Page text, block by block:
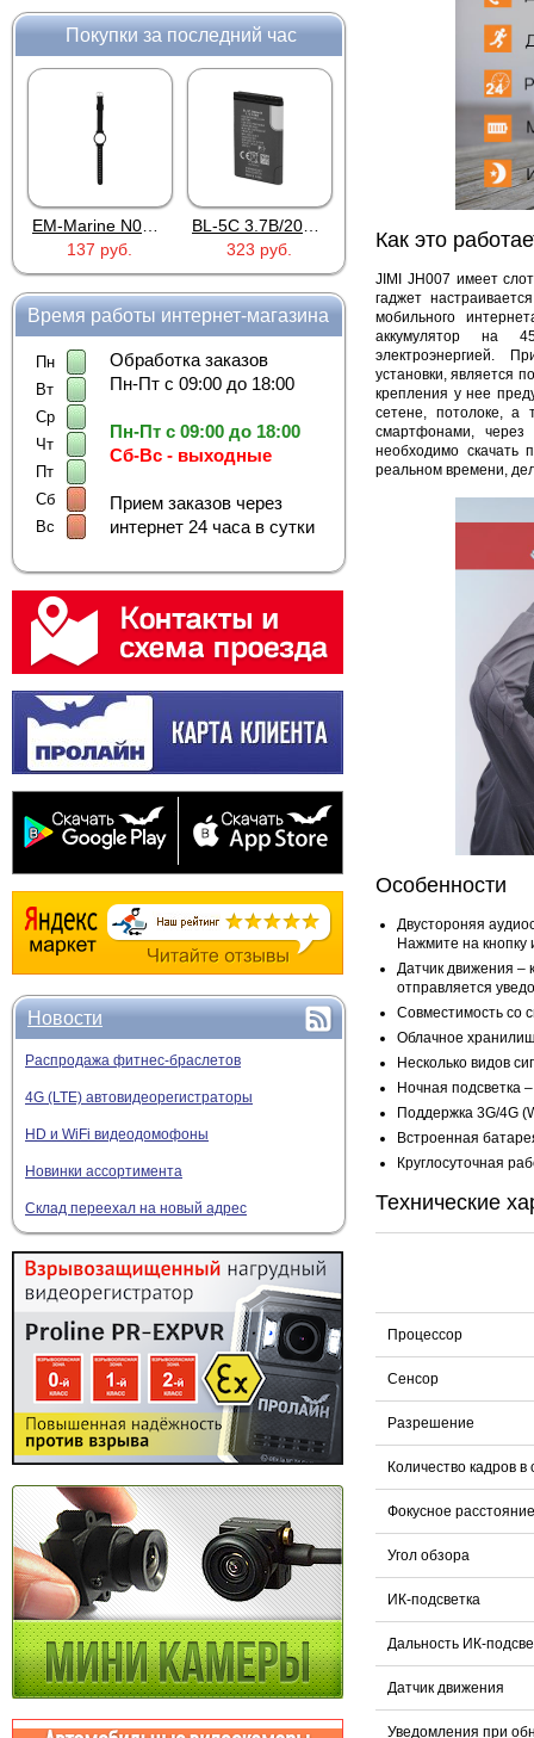
Покупки за последний час
137 руб.
323 руб.
6 137 руб.
Время работы интернет-магазина
Пн
Вт
Ср
Чт
Пт
Сб
Вс
Обработка заказов
Пн-Пт с 09:00 до 18:00
Пн-Пт с 09:00 до 18:00
Сб-Вс - выходные
Прием заказов через
интернет 24 часа в сутки
Новости
Распродажа фитнес-браслетов
4G (LTE) автовидеорегистраторы
HD и WiFi видеодомофоны
Новинки ассортимента
Склад переехал на новый адрес
Как это
JIMI JH007 имеет
гаджет
мобильного
аккумулятор на
электроэнергией.
установки, является
крепления у нее
сетене, потолоке, а
смартфонами,
необходимо скачать
реальном времени,
Особенности
Двустороняя
Нажмите на кнопку
Датчик движения –
отправляется
Совместимость со
Облачное
Несколько видов
Ночная подсветка
Поддержка 3G/4G
Встроенная
Круглосуточная
Технические
Процессор
Сенсор
Разрешение
Количество кадров в
Фокусное расстояние
Угол обзора
ИК-подсветка
Дальность ИК-
Датчик движения
Уведомления при